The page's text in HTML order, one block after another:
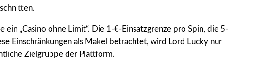
ein „Casino ohne Limit“. Die 1-€-Einsatzgrenze pro Spin, die 5-
Einschränkungen als Makel betrachtet, wird Lord Lucky nur
Zielgruppe der Plattform.